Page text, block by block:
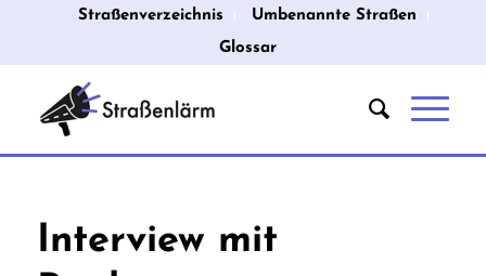
Straßenverzeichnis
Umbenannte Straßen
Glossar
Interview mit